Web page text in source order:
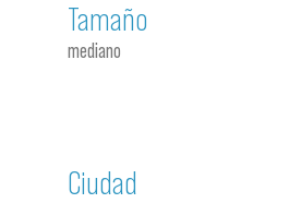
Tamaño
mediano
Ciudad